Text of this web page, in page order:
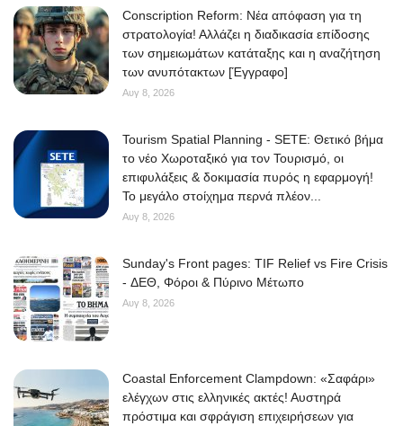
Conscription Reform: Νέα απόφαση για τη
στρατολογία! Αλλάζει η διαδικασία επίδοσης
των σημειωμάτων κατάταξης και η αναζήτηση
των ανυπότακτων [Έγγραφο]
Αυγ 8, 2026
Tourism Spatial Planning - SETE: Θετικό βήμα
το νέο Χωροταξικό για τον Τουρισμό, οι
επιφυλάξεις & δοκιμασία πυρός η εφαρμογή!
Το μεγάλο στοίχημα περνά πλέον...
Αυγ 8, 2026
Sunday's Front pages: TIF Relief vs Fire Crisis
- ΔΕΘ, Φόροι & Πύρινο Μέτωπο
Αυγ 8, 2026
Coastal Enforcement Clampdown: «Σαφάρι»
ελέγχων στις ελληνικές ακτές! Αυστηρά
πρόστιμα και σφράγιση επιχειρήσεων για